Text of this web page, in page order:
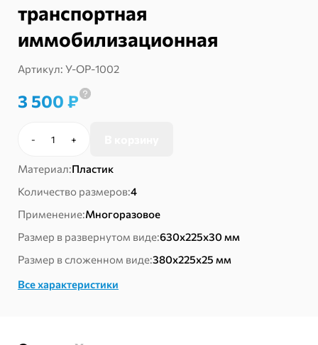
транспортная
иммобилизационная
Артикул: У-ОР-1002
3 500 ₽
-
Количество
Шина-
воротник
иммобилизационная
+
Материал:Пластик
Количество размеров:4
Применение:Многоразовое
Размер в развернутом виде:630х225х30 мм
Размер в сложенном виде:380х225х25 мм
Все характеристики